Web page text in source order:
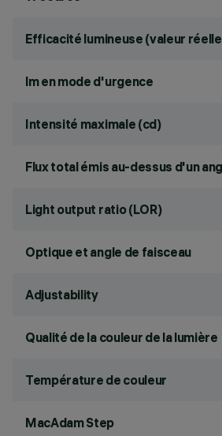
Efficacité lumineuse (valeur
lm en mode d'urgence
Intensité maximale (cd)
Flux total émis au-dessus d'un
Light output ratio (LOR)
Optique et angle de faisceau
Adjustability
Qualité de la couleur de la lumière
Température de couleur
MacAdam Step